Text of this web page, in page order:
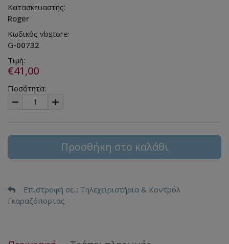
Κατασκευαστής:
Roger
Κωδικός vbstore:
G-00732
Τιμή:
€41,00
Ποσότητα:
Προσθήκη στο καλάθι
Επιστροφή σε..: Τηλεχειριστήρια & Κοντρόλ
Γκαραζόπορτας